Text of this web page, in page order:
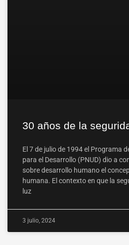
30 años de la
El 7 de julio de 1994 el Programa
para el Desarrollo (PNUD) dio a
sobre desarrollo humano el
humana. El contexto en que la
luz
3 julio, 2024